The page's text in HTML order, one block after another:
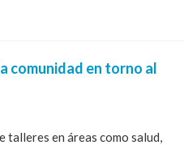
comunidad en torno al
talleres en áreas como salud,